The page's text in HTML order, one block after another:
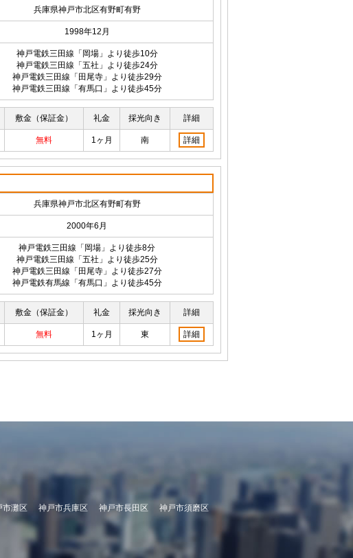
兵庫県神戸市北区有野町有野
1998年12月
神戸電鉄三田線「岡場」より徒歩10分
神戸電鉄三田線「五社」より徒歩24分
神戸電鉄三田線「田尾寺」より徒歩29分
神戸電鉄三田線「有馬口」より徒歩45分
敷金（保証金） 礼金 採光向き 詳細
無料 1ヶ月 南 詳細
兵庫県神戸市北区有野町有野
2000年6月
神戸電鉄三田線「岡場」より徒歩8分
神戸電鉄三田線「五社」より徒歩25分
神戸電鉄三田線「田尾寺」より徒歩27分
神戸電鉄有馬線「有馬口」より徒歩45分
敷金（保証金） 礼金 採光向き 詳細
無料 1ヶ月 東 詳細
市灘区 神戸市兵庫区 神戸市長田区
神戸市須磨区